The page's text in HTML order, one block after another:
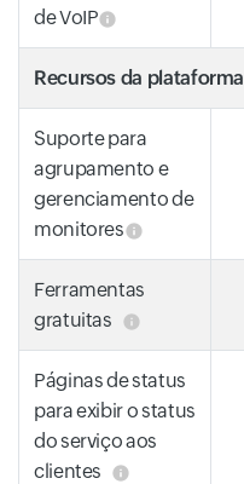
de VoIP
Recursos da plataforma
Suporte para
agrupamento e
gerenciamento de
monitores
Ferramentas
gratuitas
Páginas de status
para exibir o status
do serviço aos
clientes